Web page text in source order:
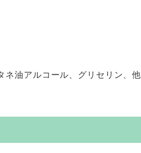
ネ油アルコール、グリセリン、他